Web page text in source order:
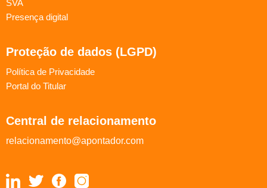
SVA
Presença digital
Proteção de dados (LGPD)
Política de Privacidade
Portal do Titular
Central de relacionamento
relacionamento@apontador.com